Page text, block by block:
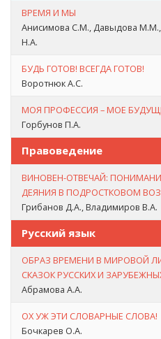
ВРЕМЯ И МЫ
Анисимова С.М., Давыдова
Н.А.
БУДЬ ГОТОВ! ВСЕГДА ГОТОВ!
Воротнюк А.С.
МОЯ ПРОФЕССИЯ – МОЕ
Горбунов П.А.
Правоведение
ВИНОВЕН-ОТВЕЧАЙ:
ДЕЯНИЯ В ПОДРОСТКОВОМ
Грибанов Д.А., Владимиров В.А.
Русский язык
ОБРАЗ ВРЕМЕНИ В МИРОВОЙ
СКАЗОК РУССКИХ И
Абрамова А.А.
ОХ УЖ ЭТИ СЛОВАРНЫЕ СЛОВА!
Бочкарев О.А.